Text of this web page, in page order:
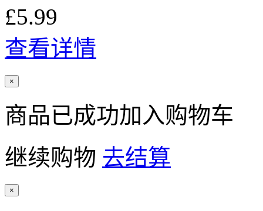
£5.99
查看详情
×
商品已成功加入购物车
继续购物 去结算
×